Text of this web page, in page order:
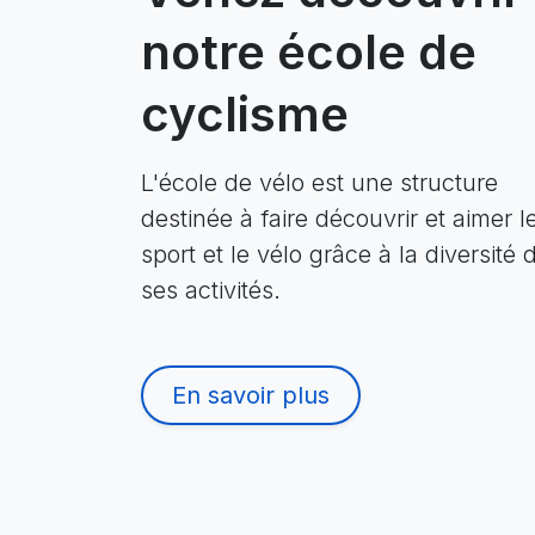
notre école de
cyclisme
L'école de vélo est une structure
destinée à faire découvrir et aimer
sport et le vélo grâce à la diversité
ses activités.
En savoir plus